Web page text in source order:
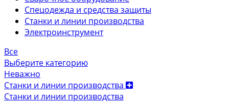
Спецодежда и средства защиты
Станки и линии производства
Электроинструмент
Все
Выберите категорию
Неважно
Станки и линии производства
Станки и линии производства